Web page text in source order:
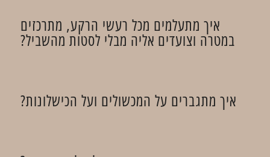
איך מתעלמים מכל רעשי הרקע, מתרכזים
במטרה וצועדים אליה מבלי לסטות מהשביל?
איך מתגברים על המכשולים ועל הכישלונות?